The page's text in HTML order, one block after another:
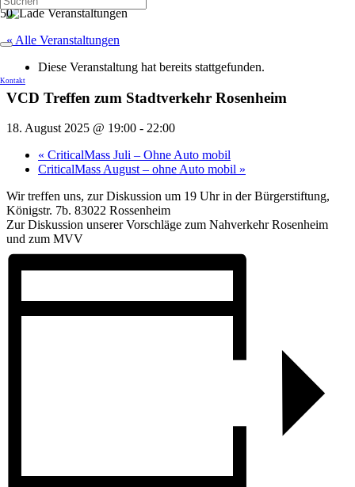
Kontakt
« Alle Veranstaltungen
Diese Veranstaltung hat bereits stattgefunden.
VCD Treffen zum Stadtverkehr Rosenheim
18. August 2025 @ 19:00 - 22:00
« CriticalMass Juli – Ohne Auto mobil
CriticalMass August – ohne Auto mobil »
Wir treffen uns, zur Diskussion um 19 Uhr in der Bürgerstiftung,
Königstr. 7b. 83022 Rossenheim
Zur Diskussion unserer Vorschläge zum Nahverkehr Rosenheim
und zum MVV